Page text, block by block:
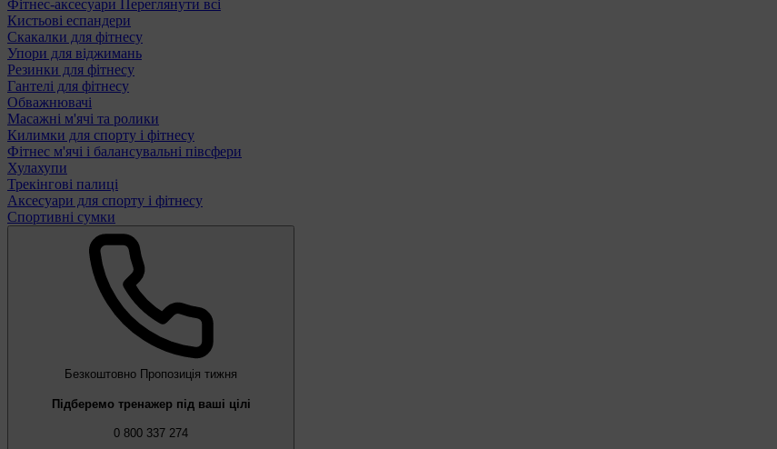
Фітнес-аксесуари
Переглянути всі
Кистьові еспандери
Скакалки для фітнесу
Упори для віджимань
Резинки для фітнесу
Гантелі для фітнесу
Обважнювачі
Масажні м'ячі та ролики
Килимки для спорту і фітнесу
Фітнес м'ячі і балансувальні півсфери
Хулахупи
Трекінгові палиці
Аксесуари для спорту і фітнесу
Спортивні сумки
Безкоштовно Пропозиція тижня
Підберемо тренажер під ваші цілі
0 800 337 274